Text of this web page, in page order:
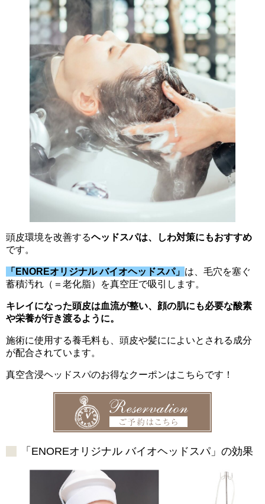
頭皮環境を改善するヘッドスパは、しわ対策にもおすすめ
です。
「ENOREオリジナル バイオヘッドスパ」 は、毛穴を塞ぐ
蓄積汚れ（＝老化脂）を真空圧で吸引します。
キレイになった頭皮は血流が整い、顔の肌にも必要な酸素
や栄養が行き渡るように。
施術に使用する養毛料も、頭皮や髪にによいとされる成分
が配合されています。
真空含浸ヘッドスパのお得なクーポンはこちらです！
「ENOREオリジナル バイオヘッドスパ」の効果